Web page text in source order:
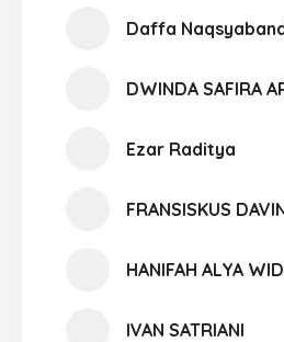
Daffa
DWINDA SAFIRA
Ezar Raditya
FRANSISKUS
HANIFAH ALYA
IVAN SATRIANI